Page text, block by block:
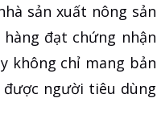
sản xuất nông sản
đạt chứng nhận
không chỉ mang bản
được người tiêu dùng